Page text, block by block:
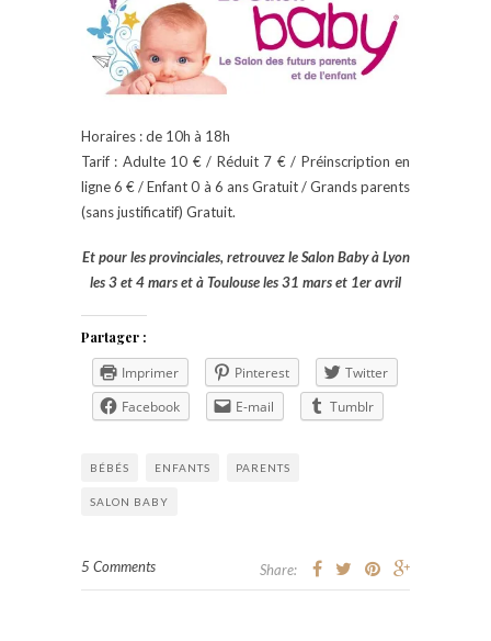
Horaires : de 10h à 18h
Tarif : Adulte 10 € / Réduit 7 € / Préinscription en
ligne 6 € / Enfant 0 à 6 ans Gratuit / Grands parents
(sans justificatif) Gratuit.
Et pour les provinciales, retrouvez le Salon Baby à Lyon
les 3 et 4 mars et à Toulouse les 31 mars et 1er avril
Partager :
Imprimer Pinterest
Twitter
Facebook
E-mail Tumblr
BÉBÉS ENFANTS PARENTS
SALON BABY
5 Comments Share: